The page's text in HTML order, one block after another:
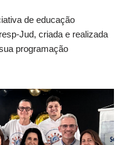
de educação
Jud, criada e realizada
programação